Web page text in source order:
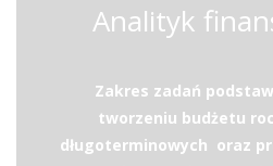
Analityk
Zakres zadań
tworzeniu budżetu
długoterminowych oraz